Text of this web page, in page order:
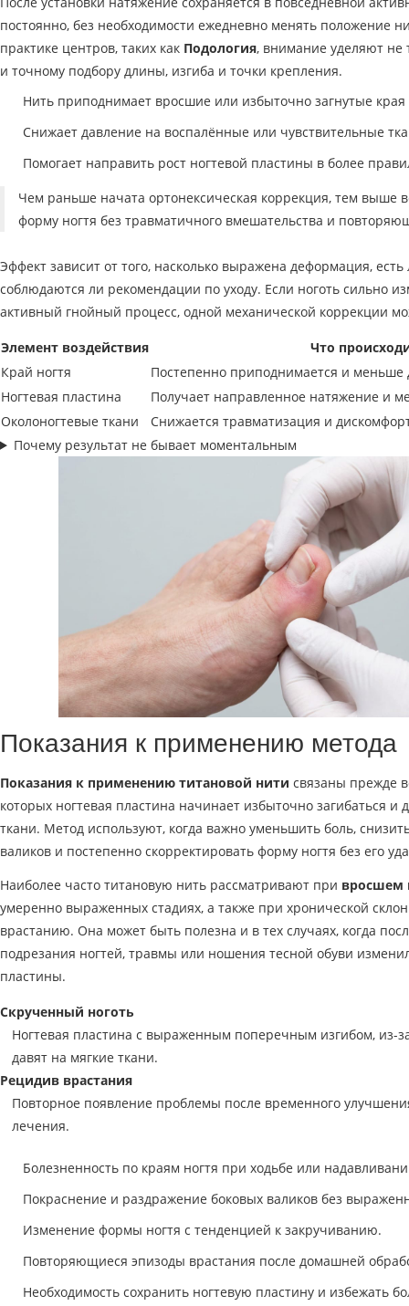
постоянно, без необходимости ежедневно менять положение
практике центров, таких как Подология, внимание уделяют не
и точному подбору длины, изгиба и точки крепления.
Нить приподнимает вросшие или избыточно загнутые края
Снижает давление на воспалённые или чувствительные
Помогает направить рост ногтевой пластины в более
Чем раньше начата ортонексическая коррекция, тем выше
форму ногтя без травматичного вмешательства и
Эффект зависит от того, насколько выражена деформация,
соблюдаются ли рекомендации по уходу. Если ноготь сильно
активный гнойный процесс, одной механической коррекции
Элемент воздействия
Что
Край ногтя
Постепенно приподнимается и меньше
Ногтевая пластина
Получает направленное натяжение и
Околоногтевые ткани
Снижается травматизация и
Почему результат не бывает моментальным
Показания к применению метода
Показания к применению титановой нити связаны прежде
которых ногтевая пластина начинает избыточно загибаться
ткани. Метод используют, когда важно уменьшить боль,
валиков и постепенно скорректировать форму ногтя без его
Наиболее часто титановую нить рассматривают при вросшем
умеренно выраженных стадиях, а также при хронической
врастанию. Она может быть полезна и в тех случаях, когда
подрезания ногтей, травмы или ношения тесной обуви
пластины.
Скрученный ноготь
Ногтевая пластина с выраженным поперечным изгибом, из-
давят на мягкие ткани.
Рецидив врастания
Повторное появление проблемы после временного
лечения.
Болезненность по краям ногтя при ходьбе или
Покраснение и раздражение боковых валиков без
Изменение формы ногтя с тенденцией к закручиванию.
Повторяющиеся эпизоды врастания после домашней
Необходимость сохранить ногтевую пластину и избежать